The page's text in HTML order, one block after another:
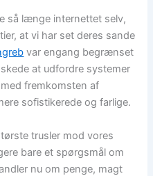
så længe internettet selv,
at vi har set deres sande
var engang begrænset
at udfordre systemer
fremkomsten af
sofistikerede og farlige.
trusler mod vores
bare et spørgsmål om
nu om penge, magt